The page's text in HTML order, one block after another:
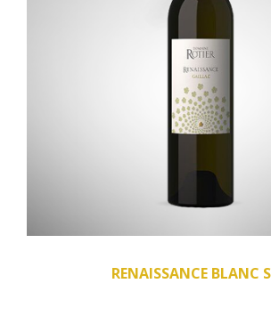
RENAISSANCE BLANC